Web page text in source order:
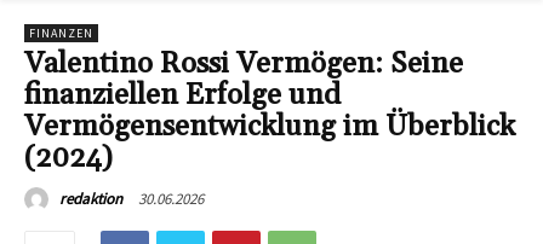
FINANZEN
Valentino Rossi Vermögen: Seine
finanziellen Erfolge und
Vermögensentwicklung im Überblick
(2024)
redaktion 30.06.2026